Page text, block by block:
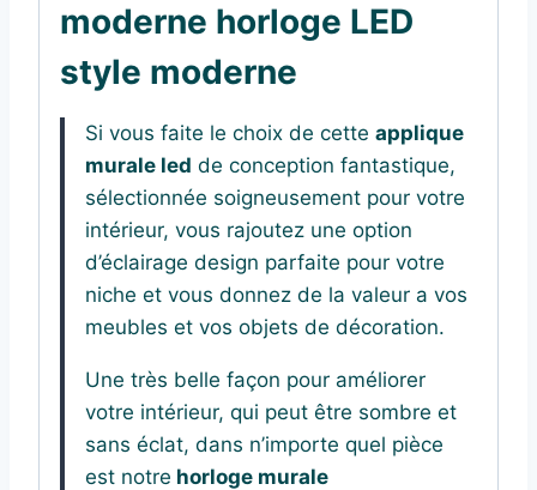
moderne horloge LED
style moderne
Si vous faite le choix de cette applique
murale led de conception fantastique,
sélectionnée soigneusement pour votre
intérieur, vous rajoutez une option
d’éclairage design parfaite pour votre
niche et vous donnez de la valeur a vos
meubles et vos objets de décoration.
Une très belle façon pour améliorer
votre intérieur, qui peut être sombre et
sans éclat, dans n’importe quel pièce
est notre horloge murale